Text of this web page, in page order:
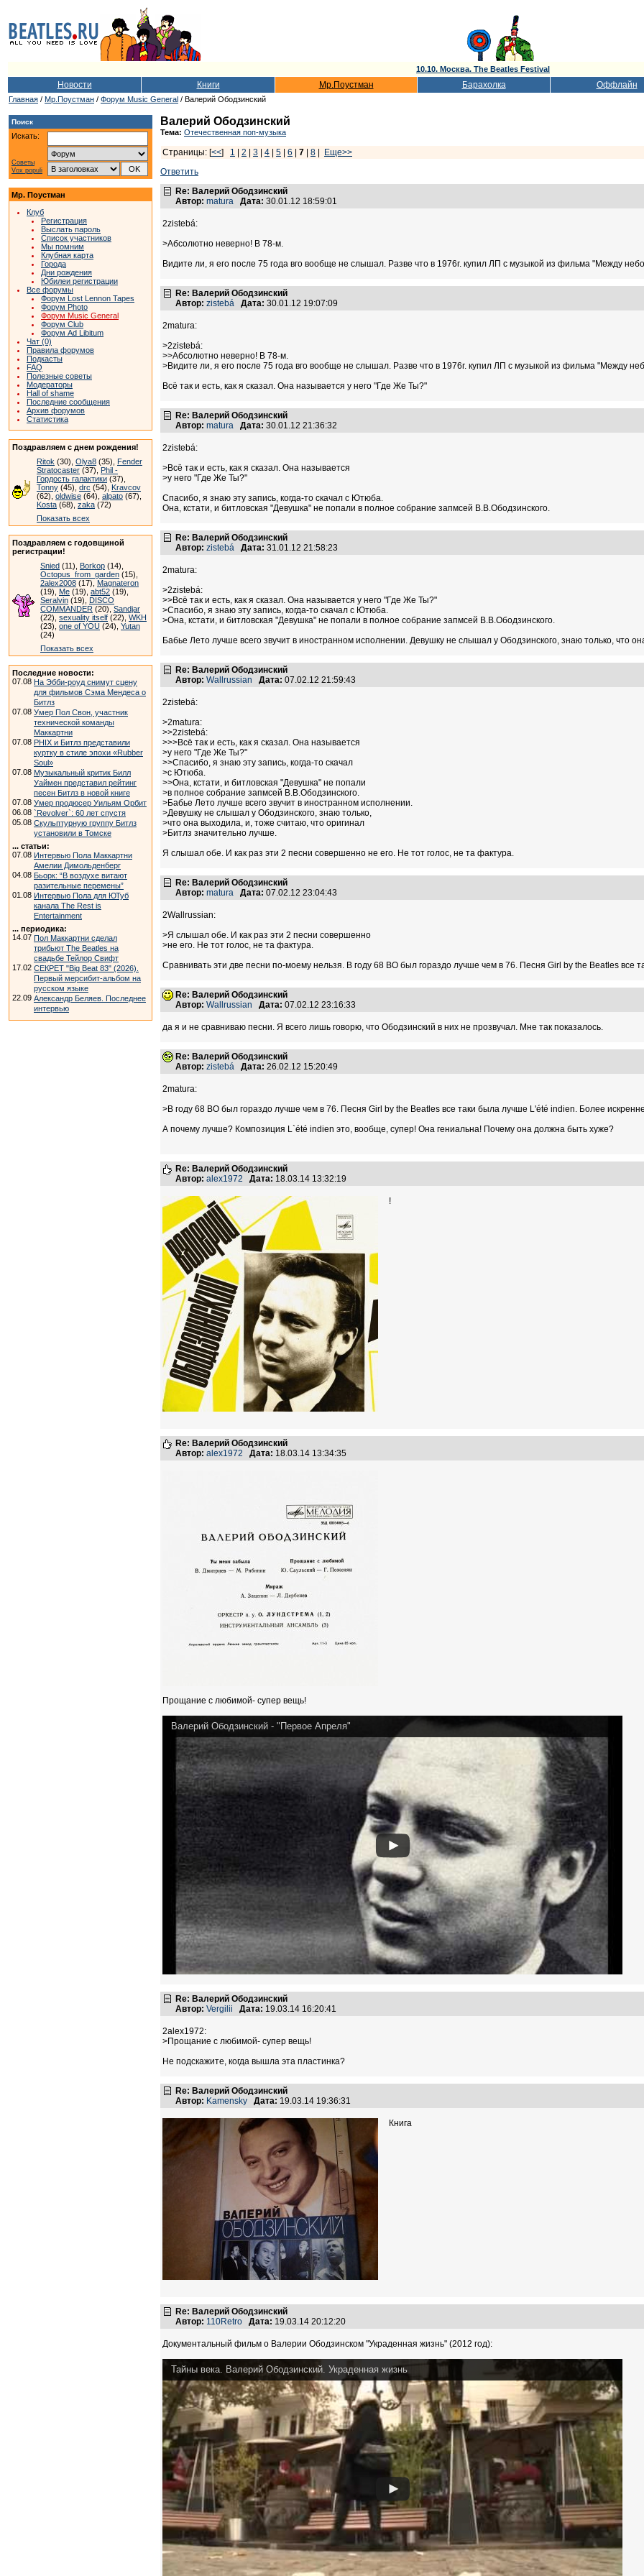
10.10. Москва. The Beatles Festival
Новости Книги Мр.Поустман Барахолка Оффлайн
Главная / Мр.Поустман / Форум Music General / Валерий Ободзинский
Поиск
Искать:
Советы
Vox populi
Мр. Поустман
Клуб
Регистрация
Выслать пароль
Список участников
Мы помним
Клубная карта
Города
Дни рождения
Юбилеи регистрации
Все форумы
Форум Lost Lennon Tapes
Форум Photo
Форум Music General
Форум Club
Форум Ad Libitum
Чат (0)
Правила форумов
Подкасты
FAQ
Полезные советы
Модераторы
Hall of shame
Последние сообщения
Архив форумов
Статистика
Поздравляем с днем рождения!
Ritok (30), Olya8 (35), Fender
Stratocaster (37), Phil -
Гордость галактики (37),
Tonny (45), drc (54), Kravcov
(62), oldwise (64), alpato (67),
Kosta (68), zaka (72)
Показать всех
Поздравляем с годовщиной
регистрации!
Snied (11), Borkop (14),
Octopus_from_garden (15),
2alex2008 (17), Magnateron
(19), Me (19), abt52 (19),
Seralvin (19), DISCO
COMMANDER (20), Sandjar
(22), sexuality itself (22), WKH
(23), one of YOU (24), Yutan
(24)
Показать всех
Последние новости:
07.08 На Эбби-роуд снимут сцену
для фильмов Сэма Мендеса о
Битлз
07.08 Умер Пол Свон, участник
технической команды
Маккартни
07.08 PHIX и Битлз представили
куртку в стиле эпохи «Rubber
Soul»
07.08 Музыкальный критик Билл
Уаймен представил рейтинг
песен Битлз в новой книге
07.08 Умер продюсер Уильям Орбит
06.08 `Revolver`: 60 лет спустя
05.08 Скульптурную группу Битлз
установили в Томске
... статьи:
07.08 Интервью Пола Маккартни
Амелии Димольденберг
04.08 Бьорк: “В воздухе витают
разительные перемены”
01.08 Интервью Пола для ЮТуб
канала The Rest is
Entertainment
... периодика:
14.07 Пол Маккартни сделал
трибьют The Beatles на
свадьбе Тейлор Свифт
17.02 СЕКРЕТ "Big Beat 83" (2026).
Первый мерсибит-альбом на
русском языке
22.09 Александр Беляев. Последнее
интервью
Валерий Ободзинский
Тема: Отечественная поп-музыка
Страницы: [<<] 1 2 3 4 5 6 7 8
Еще>>
Ответить
Re: Валерий Ободзинский
Автор: matura Дата: 30.01.12 18:59:01
2zistebá:
>Абсолютно неверно! В 78-м.
Видите ли, я его после 75 года вго вообще не слышал. Разве что в 1976г. купил ЛП с музыкой из фильма "Между
Re: Валерий Ободзинский
Автор: zistebá Дата: 30.01.12 19:07:09
2matura:
>2zistebá:
>>Абсолютно неверно! В 78-м.
>Видите ли, я его после 75 года вго вообще не слышал. Разве что в 1976г. купил ЛП с музыкой из фильма "Между
Всё так и есть, как я сказал. Она называется у него "Где Же Ты?"
Re: Валерий Ободзинский
Автор: matura Дата: 30.01.12 21:36:32
2zistebá:
>Всё так и есть, как я сказал. Она называется
>у него "Где Же Ты?"
Спасибо, я знаю эту запись, когда-то скачал с Ютюба.
Она, кстати, и битловская "Девушка" не попали в полное собрание запмсей В.В.Ободзинского.
Re: Валерий Ободзинский
Автор: zistebá Дата: 31.01.12 21:58:23
2matura:
>2zistebá:
>>Всё так и есть, как я сказал. Она называется у него "Где Же Ты?"
>Спасибо, я знаю эту запись, когда-то скачал с Ютюба.
>Она, кстати, и битловская "Девушка" не попали в полное собрание запмсей В.В.Ободзинского.
Бабье Лето лучше всего звучит в иностранном исполнении. Девушку не слышал у Ободзинского, знаю только, что
Re: Валерий Ободзинский
Автор: Wallrussian Дата: 07.02.12 21:59:43
2zistebá:
>2matura:
>>2zistebá:
>>>Всё так и есть, как я сказал. Она называется
>у него "Где Же Ты?"
>>Спасибо, я знаю эту запись, когда-то скачал
>с Ютюба.
>>Она, кстати, и битловская "Девушка" не попали
>в полное собрание запмсей В.В.Ободзинского.
>Бабье Лето лучше всего звучит в иностранном исполнении.
>Девушку не слышал у Ободзинского, знаю только,
>что она выходила, и, тоже считаю, что оригинал
>Битлз значительно лучше.
Я слышал обе. И как раз эти 2 песни совершенно не его. Не тот голос, не та фактура.
Re: Валерий Ободзинский
Автор: matura Дата: 07.02.12 23:04:43
2Wallrussian:
>Я слышал обе. И как раз эти 2 песни совершенно
>не его. Не тот голос, не та фактура.
Сравнивать эти две песни по-моему нельзя. В году 68 ВО был гораздо лучше чем в 76. Песня Girl by the Beatles все
Re: Валерий Ободзинский
Автор: Wallrussian Дата: 07.02.12 23:16:33
да я и не сравниваю песни. Я всего лишь говорю, что Ободзинский в них не прозвучал. Мне так показалось.
Re: Валерий Ободзинский
Автор: zistebá Дата: 26.02.12 15:20:49
2matura:
>В году 68 ВО был гораздо лучше чем в 76. Песня Girl by the Beatles все таки была лучше L'été indien. Более
А почему лучше? Композиция L`été indien это, вообще, супер! Она гениальна! Почему она должна быть хуже?
Re: Валерий Ободзинский
Автор: alex1972 Дата: 18.03.14 13:32:19
!
Re: Валерий Ободзинский
Автор: alex1972 Дата: 18.03.14 13:34:35
Прощание с любимой- супер вещь!
Валерий Ободзинский - "Первое Апреля"
Re: Валерий Ободзинский
Автор: Vergilii Дата: 19.03.14 16:20:41
2alex1972:
>Прощание с любимой- супер вещь!
Не подскажите, когда вышла эта пластинка?
Re: Валерий Ободзинский
Автор: Kamensky Дата: 19.03.14 19:36:31
Книга
Re: Валерий Ободзинский
Автор: 110Retro Дата: 19.03.14 20:12:20
Документальный фильм о Валерии Ободзинском "Украденная жизнь" (2012 год):
Тайны века. Валерий Ободзинский. Украденная жизнь